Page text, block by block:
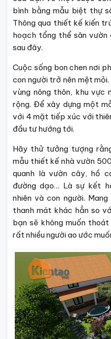
bình bằng mẫu biệt thự
Thông qua thiết kế kiến
hoạch tổng thể sân vườn
sau đây.
Cuộc sống bon chen nơi
con người trở nên mệt
vùng nông thôn, khu vực
rộng. Để xây dựng một
với 4 mặt tiếp xúc với
đầu tư hướng tới.
Hãy thử tưởng tượng
mẫu thiết kế nhà vườn
quanh là vườn cây, hồ
đường dạo… Là sự kết
nhiên và con người.
thanh mát khác hẳn so
bạn sẽ không muốn
rất nhiều người ao ước